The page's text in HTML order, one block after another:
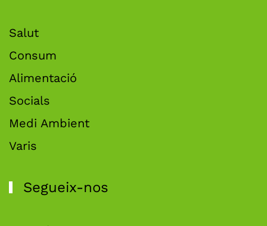
Salut
Consum
Alimentació
Socials
Medi Ambient
Varis
Segueix-nos